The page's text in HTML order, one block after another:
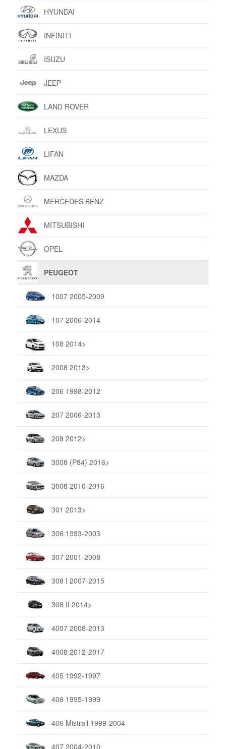
HYUNDAI
INFINITI
ISUZU
JEEP
LAND ROVER
LEXUS
LIFAN
MAZDA
MERCEDES BENZ
MITSUBISHI
OPEL
PEUGEOT
1007 2005-2009
107 2006-2014
108 2014>
2008 2013>
206 1998-2012
207 2006-2013
208 2012>
3008 (P84) 2016>
3008 2010-2016
301 2013>
306 1993-2003
307 2001-2008
308 I 2007-2015
308 II 2014>
4007 2008-2013
4008 2012-2017
405 1992-1997
406 1995-1999
406 Mistrail 1999-2004
407 2004-2010